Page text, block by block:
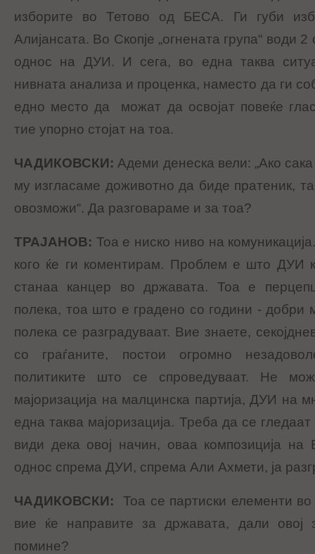
изборите во Тетово од БЕСА. Ги губи
Алијансата. Во Скопје „огнената група“ води
однос на ДУИ. И сега, во една таква
нивната анализа и проценка, наместо да ги
едно место да можат да освојат повеќе
тие упорно стојат на тоа.
ЧАДИКОВСКИ: Адеми денеска вели: „Aко
му изгласаме доживотно да биде пратеник,
овозможи“. Да разговараме и за тоа?
ТРАЈАНОВ: Тоа е ниско ниво на
кого ќе ги коментирам. Проблем е што ДУИ
станаа канцер во државата. Тоа е
полека, тоа што е градено со години - добри
полека се разградуваат. Вие знаете,
со граѓаните, постои огромно
политиките што се спроведуваат. Не
мајоризација на малцинска партија, ДУИ на
една таква мајоризација. Треба да се
види дека овој начин, оваа композиција на
однос спрема ДУИ, спрема Али Ахмети, ја
ЧАДИКОВСКИ: Тоа се партиски елементи
вие ќе направите за државата, дали
помине?